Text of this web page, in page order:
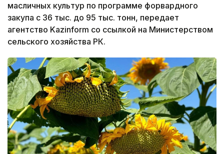
масличных культур по программе форвардного
закупа с 36 тыс. до 95 тыс. тонн, передает
агентство Kazinform со ссылкой на Министерством
сельского хозяйства РК.